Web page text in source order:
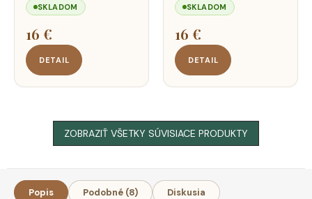
SKLADOM
16 €
DETAIL
SKLADOM
16 €
DETAIL
ZOBRAZIŤ VŠETKY SÚVISIACE PRODUKTY
Popis Podobné (8) Diskusia